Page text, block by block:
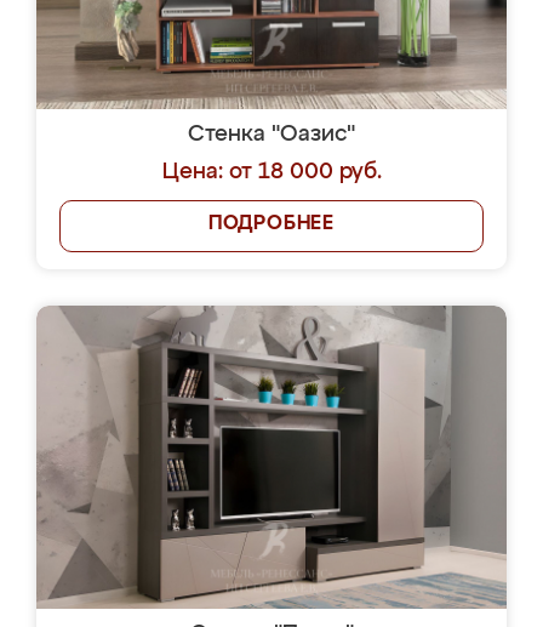
Стенка "Оазис"
Цена: от 18 000 руб.
ПОДРОБНЕЕ